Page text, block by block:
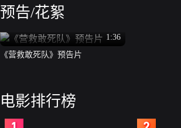
预告/花絮
1:36
《营救敢死队》预告片
电影排行榜